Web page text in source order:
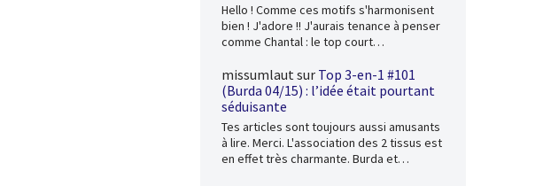
Hello ! Comme ces motifs s'harmonisent
bien ! J'adore !! J'aurais tenance à penser
comme Chantal : le top court…
missumlautsur Top 3-en-1 #101
(Burda 04/15) : l’idée était pourtant
séduisante
Tes articles sont toujours aussi amusants
à lire. Merci. L'association des 2 tissus est
en effet très charmante. Burda et…